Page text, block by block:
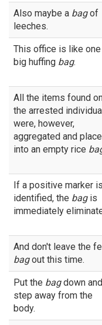
Also maybe a bagof
leeches.
This office is like one
big huffing bag.
All the items found
the arrested
were, however,
aggregated and
into an empty rice
If a positive marker is
identified, the bagis
immediately
And don't leave the
bagout this time.
Put the bagdown and
step away from the
body.